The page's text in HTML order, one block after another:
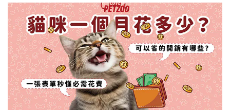
時立即獎勵。另外要處理的常見問題包括咬人、啃咬家具和亂叫。
每當出現不當行為，給予適當替代品（如咬玩具代替咬手），並在
幼犬選擇正確行為時獎勵，這比責罵更有效。社交化訓練 兩個月大
的幼犬正處於社會化黃金期，這階段的經驗將深刻影響未來性格。
安排幼犬接觸不同人類（包括兒童、戴眼鏡的人、使用拐杖的人
等）、各種動物、交通工具和環境聲音。起初保持在安全、受控的
情境中，逐漸增加複雜度。每次正面社交體驗後給予獎勵，建立幼
犬對新事物的積極態度。進階技巧強化 基礎訓練穩固後，可以進入
下降，表示身體狀況不佳，應儘快就醫！📌 貓咪拉肚子判斷步驟5：
檢查是否需要帶去看獸醫 如果拉肚子 1~2 次但精神好、食慾正常，
可以先觀察，如果腹瀉超過 48 小時或水狀腹瀉 + 嗜睡、食慾下降、
嘔吐 應立即就醫。 透過這 5 個步驟，你可以快速判斷貓咪拉肚子的
原因與嚴重程度，確保毛孩的腸胃健康！如果不確定情況，還是建
議讓獸醫檢查，才能安心哦！🐾💖4種高風險群貓咪拉肚子要小心高
風險貓咪包含：幼貓、老貓、懷孕貓、有慢性疾病貓，這些貓咪在
身體狀況出現警訊時要特別注意，如拉肚子次數超過2次以上，就建
兩全其美！貓咪掉毛原因1. 皮膚問題貓咪皮膚問題是造成掉毛的常
見兇手！皮膚發炎、感染或是長期搔癢，都會讓貓咪的毛髮失去健
康光澤並大量脫落。常見的皮膚問題包括皮膚黴菌、細菌感染、疥
癬蟲等寄生蟲，甚至是皮膚過度乾燥。如果發現貓咪皮膚有紅腫、
結痂、脫屑或異常氣味，同時伴隨掉毛，建議盡快帶牠看獸醫哦！
貓咪掉毛原因2. 過敏誰說只有人類會過敏？貓咪也會！貓咪可能對
環境中的塵蟎、花粉、清潔劑，甚至是食物中的某些成分產生過敏
反應。過敏症狀不只是打噴嚏、流眼淚，還會引起皮膚搔癢和掉毛